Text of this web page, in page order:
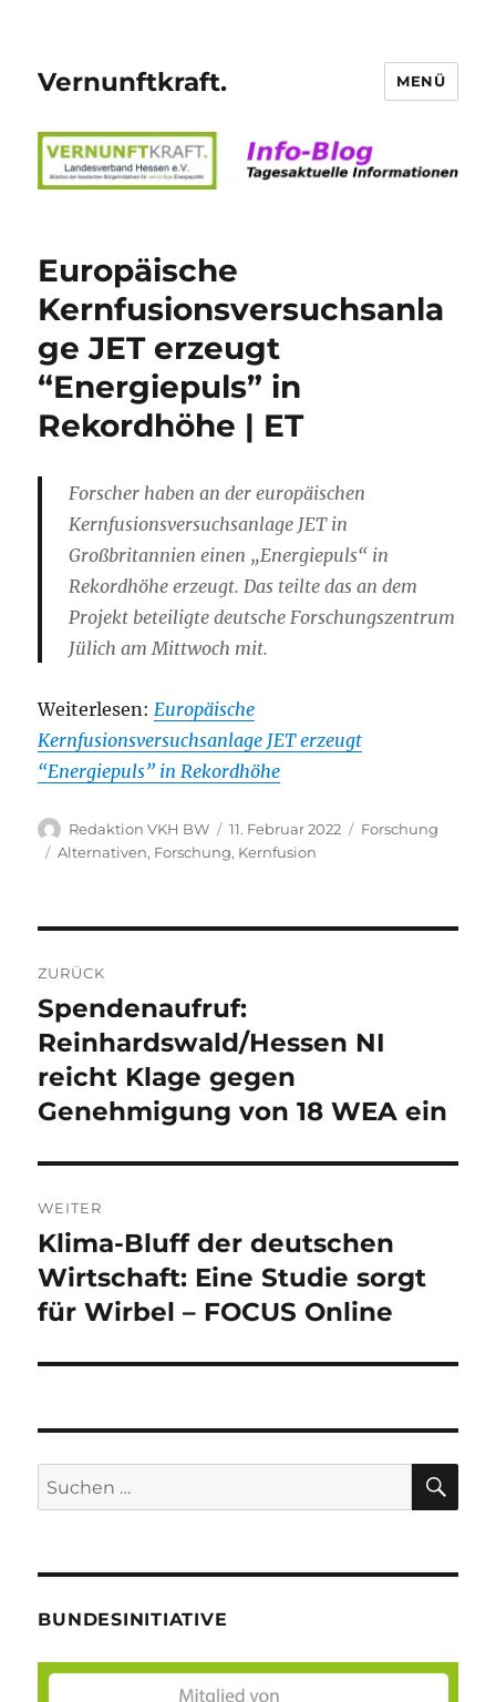
Vernunftkraft. MENÜ
Europäische
Kernfusionsversuchsanla
ge JET erzeugt
“Energiepuls” in
Rekordhöhe | ET
Forscher haben an der europäischen
Kernfusionsversuchsanlage JET in
Großbritannien einen „Energiepuls“ in
Rekordhöhe erzeugt. Das teilte das an dem
Projekt beteiligte deutsche Forschungszentrum
Jülich am Mittwoch mit.
Weiterlesen: Europäische
Kernfusionsversuchsanlage JET erzeugt
“Energiepuls” in Rekordhöhe
Autor
Redaktion VKH BW
Veröffentlicht
am
11. Februar 2022 Kategorien
Forschung
Schlagwörter
Alternativen, Forschung, Kernfusion
ZURÜCK
Vorheriger
Beitrag:
Spendenaufruf:
Reinhardswald/Hessen NI
reicht Klage gegen
Genehmigung von 18 WEA ein
WEITER
Nächster
Beitrag:
Klima-Bluff der deutschen
Wirtschaft: Eine Studie sorgt
für Wirbel – FOCUS Online
Suche
nach:
BUNDESINITIATIVE